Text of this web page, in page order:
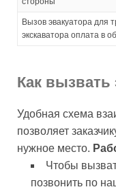
Вызов эвакуатора для
экскаватора оплата в
Как вызвать
Удобная схема
позволяет
нужное место.
Чтобы
позвонить по